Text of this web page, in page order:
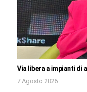
Via libera a impianti di
7 Agosto 2026